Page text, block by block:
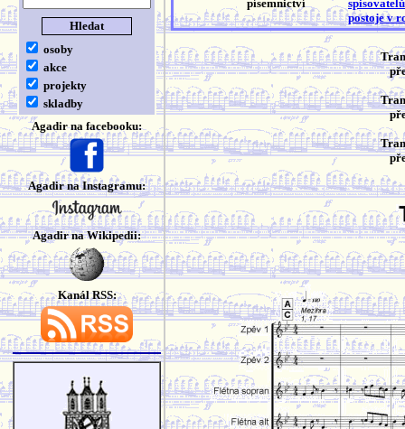
osoby
akce
projekty
skladby
Agadir na facebooku:
Agadir na Instagramu:
Agadir na Wikipedii:
Kanál RSS:
písemnictví
postoje v